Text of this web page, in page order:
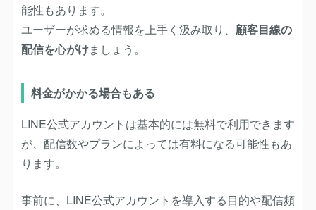
能性もあります。
ユーザーが求める情報を上手く汲み取り、 顧客目線の
配信を心がけましょう。
料金がかかる場合もある
LINE公式アカウントは基本的には無料で利用できます
が、配信数やプランによっては有料になる可能性もあ
ります。
事前に、LINE公式アカウントを導入する目的や配信頻